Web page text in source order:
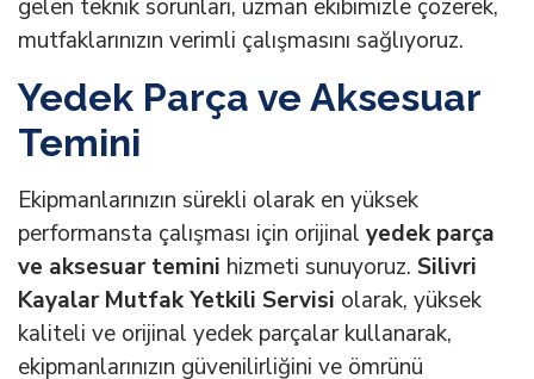
gelen teknik sorunları, uzman ekibimizle çözerek,
mutfaklarınızın verimli çalışmasını sağlıyoruz.
Yedek Parça ve Aksesuar
Temini
Ekipmanlarınızın sürekli olarak en yüksek
performansta çalışması için orijinal yedek parça
ve aksesuar temini hizmeti sunuyoruz. Silivri
Kayalar Mutfak Yetkili Servisi olarak, yüksek
kaliteli ve orijinal yedek parçalar kullanarak,
ekipmanlarınızın güvenilirliğini ve ömrünü